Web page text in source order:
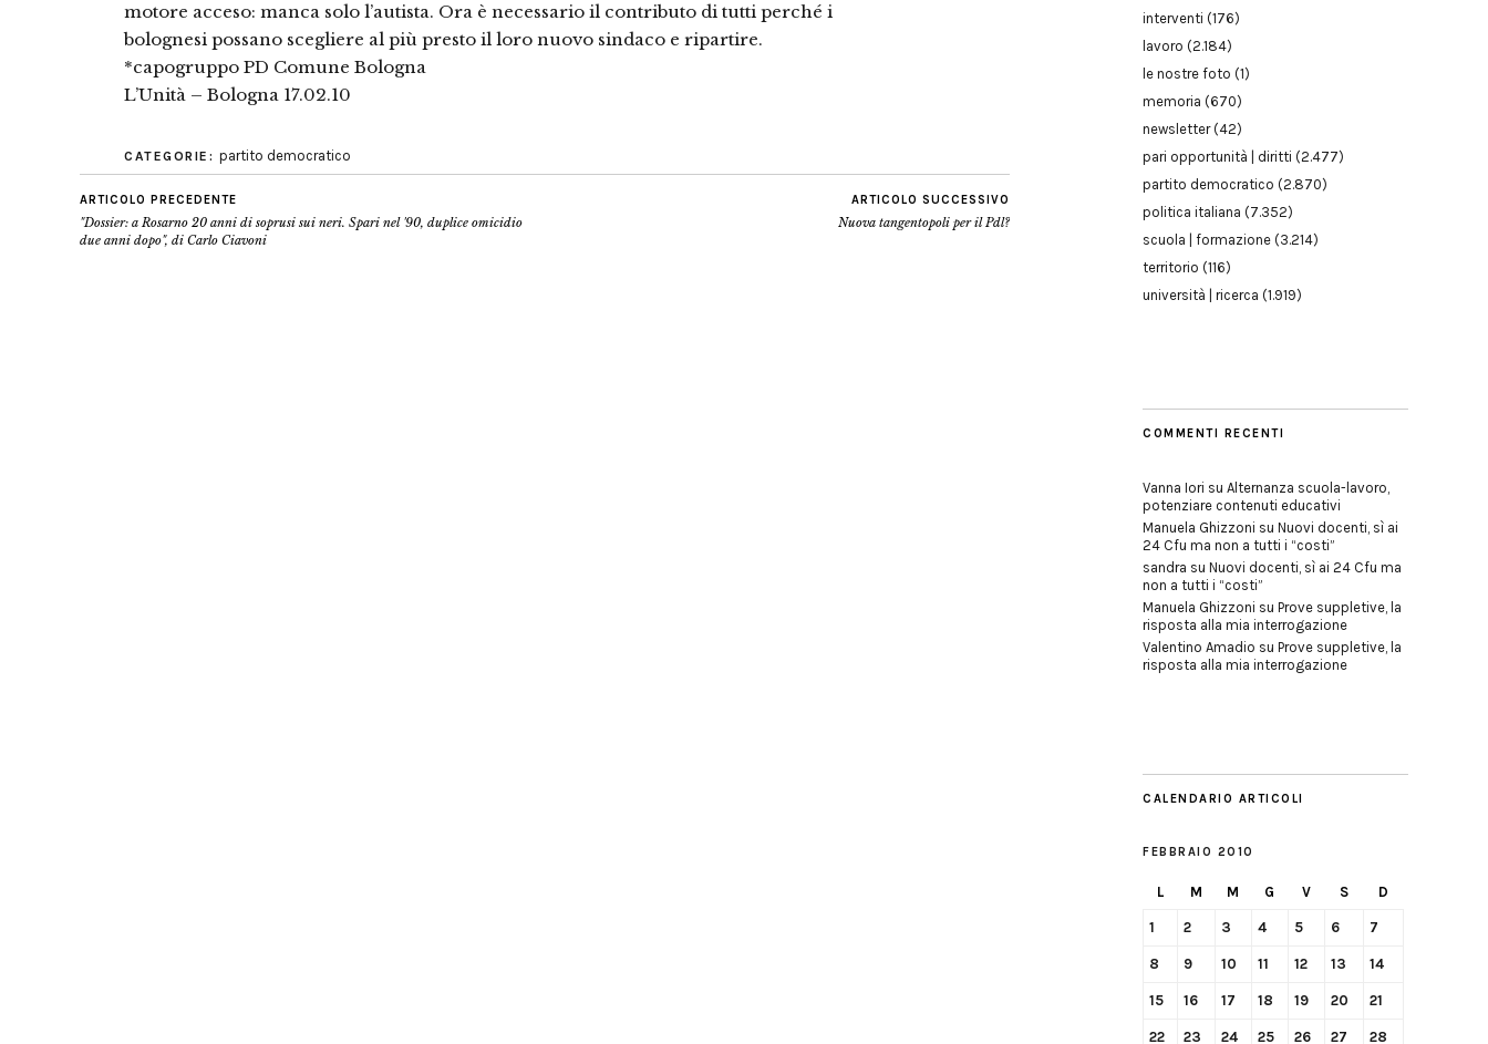
motore acceso: manca solo l’autista. Ora è necessario il contributo di tutti perché i
bolognesi possano scegliere al più presto il loro nuovo sindaco e ripartire.
*capogruppo PD Comune Bologna
L’Unità – Bologna 17.02.10
CATEGORIE: partito democratico
ARTICOLO PRECEDENTE
"Dossier: a Rosarno 20 anni di soprusi sui neri. Spari nel '90, duplice omicidio
due anni dopo", di Carlo Ciavoni
ARTICOLO SUCCESSIVO
Nuova tangentopoli per il Pdl?
interventi (176)
lavoro (2.184)
le nostre foto (1)
memoria (670)
newsletter(42)
pari opportunità | diritti (2.477)
partito democratico (2.870)
politica italiana (7.352)
scuola | formazione (3.214)
territorio (116)
università | ricerca (1.919)
COMMENTI RECENTI
Vanna Iori su Alternanza scuola-lavoro,
potenziare contenuti educativi
Manuela Ghizzoni su Nuovi docenti, sì ai
24 Cfu ma non a tutti i “costi”
sandra su Nuovi docenti, sì ai 24 Cfu ma
non a tutti i “costi”
Manuela Ghizzoni su Prove suppletive, la
risposta alla mia interrogazione
Valentino Amadio su Prove suppletive, la
risposta alla mia interrogazione
CALENDARIO ARTICOLI
FEBBRAIO 2010
L M M G V S D
1 2 3 4 5 6 7
8 9 10 11 12 13 14
15 16 17 18 19 20 21
22 23 24 25 26 27 28